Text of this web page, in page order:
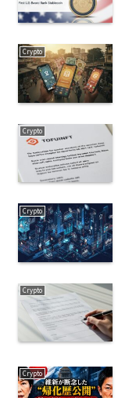
Crypto
Crypto
Crypto
Crypto
Crypto